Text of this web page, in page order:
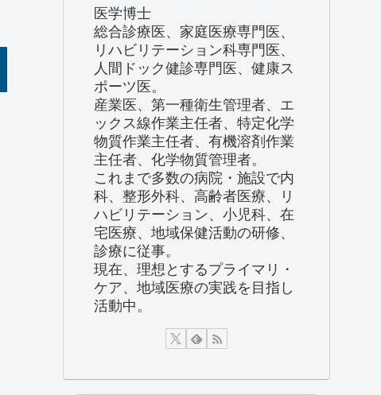
医学博士
総合診療医、家庭医療専門医、
リハビリテーション科専門医、
人間ドック健診専門医、健康ス
ポーツ医。
産業医、第一種衛生管理者、エ
ックス線作業主任者、特定化学
物質作業主任者、有機溶剤作業
主任者、化学物質管理者。
これまで多数の病院・施設で内
科、整形外科、高齢者医療、リ
ハビリテーション、小児科、在
宅医療、地域保健活動の研修、
診療に従事。
現在、理想とするプライマリ・
ケア、地域医療の実践を目指し
活動中。